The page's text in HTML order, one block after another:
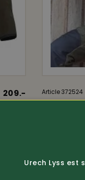
209.-
Article 372524
Veste de
Urech Lyss est